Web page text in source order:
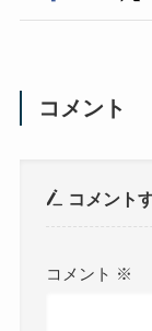
コメント
コメント
コメント ※